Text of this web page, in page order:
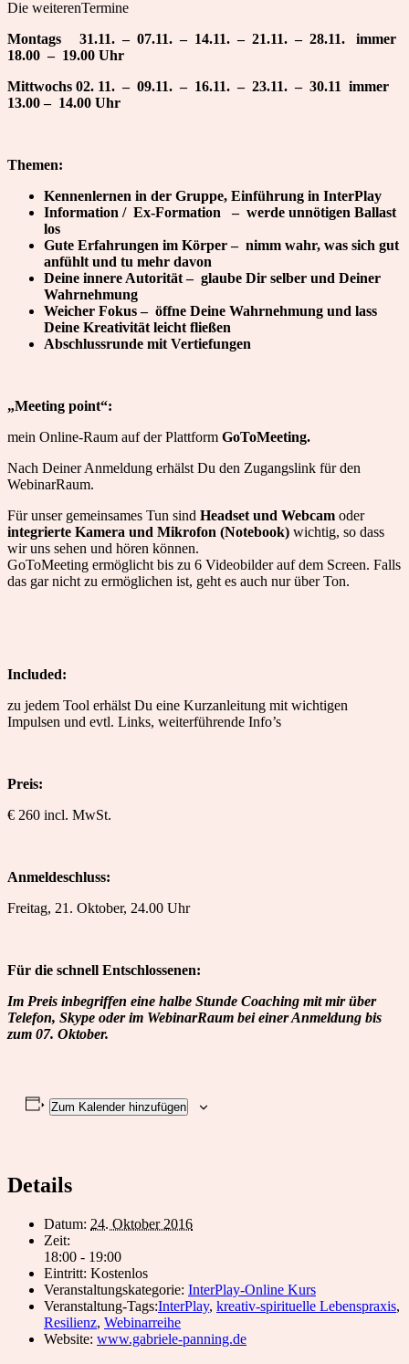
Die weiterenTermine
Montags 31.11. – 07.11. – 14.11. – 21.11. – 28.11. immer
18.00 – 19.00 Uhr
Mittwochs 02. 11. – 09.11. – 16.11. – 23.11. – 30.11 immer
13.00 – 14.00 Uhr
Themen:
Kennenlernen in der Gruppe, Einführung in InterPlay
Information / Ex-Formation – werde unnötigen Ballast
los
Gute Erfahrungen im Körper – nimm wahr, was sich gut
anfühlt und tu mehr davon
Deine innere Autorität – glaube Dir selber und Deiner
Wahrnehmung
Weicher Fokus – öffne Deine Wahrnehmung und lass
Deine Kreativität leicht fließen
Abschlussrunde mit Vertiefungen
„Meeting point“:
mein Online-Raum auf der Plattform GoToMeeting.
Nach Deiner Anmeldung erhälst Du den Zugangslink für den
WebinarRaum.
Für unser gemeinsames Tun sind Headset und Webcam oder
integrierte Kamera und Mikrofon (Notebook) wichtig, so dass
wir uns sehen und hören können.
GoToMeeting ermöglicht bis zu 6 Videobilder auf dem Screen. Falls
das gar nicht zu ermöglichen ist, geht es auch nur über Ton.
Included:
zu jedem Tool erhälst Du eine Kurzanleitung mit wichtigen
Impulsen und evtl. Links, weiterführende Info’s
Preis:
€ 260 incl. MwSt.
Anmeldeschluss:
Freitag, 21. Oktober, 24.00 Uhr
Für die schnell Entschlossenen:
Im Preis inbegriffen eine halbe Stunde Coaching mit mir über
Telefon, Skype oder im WebinarRaum bei einer Anmeldung bis
zum 07. Oktober.
Zum Kalender hinzufügen
Details
Datum: 24. Oktober 2016
Zeit:
18:00 - 19:00
Eintritt: Kostenlos
Veranstaltungskategorie: InterPlay-Online Kurs
Veranstaltung-Tags:InterPlay, kreativ-spirituelle Lebenspraxis,
Resilienz, Webinarreihe
Website: www.gabriele-panning.de